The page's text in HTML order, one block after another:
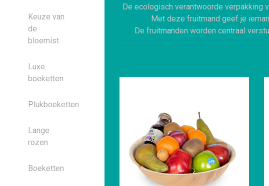
Keuze van
de
bloemist
Luxe
boeketten
Plukboeketten
Lange
rozen
Boeketten
De ecologisch verantwoorde verpakking
Met deze fruitmand geef je
De fruitmanden worden centraal